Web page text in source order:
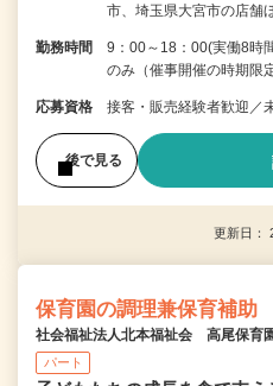
市、埼玉県大宮市の店舗
勤務時間
9：00～18：00(実働8
のみ（催事開催の時期限
応募資格 接客・販売経験者歓迎／
後で見る
更新日：
保育園の調理兼保育補助
社会福祉法人北本福祉会 高尾保育
パート